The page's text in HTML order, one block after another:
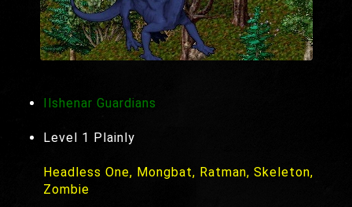
Ilshenar Guardians
Level 1 Plainly
Headless One, Mongbat, Ratman, Skeleton,
Zombie